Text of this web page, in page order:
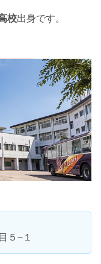
校出身です。
５−１